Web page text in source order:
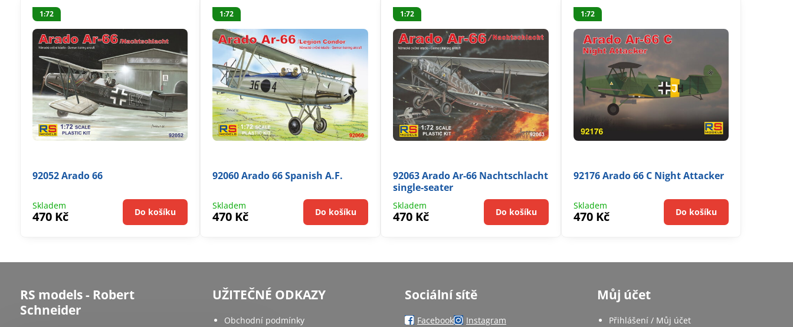
1:72
92052 Arado 66
Skladem
470 Kč Do košíku
1:72
92060 Arado 66 Spanish A.F.
Skladem
470 Kč Do košíku
1:72
92063 Arado Ar-66 Nachtschlacht
single-seater
Skladem
470 Kč Do košíku
1:72
92176 Arado 66 C Night Attacker
Skladem
470 Kč Do košíku
RS models - Robert
Schneider
UŽITEČNÉ ODKAZY
Obchodní podmínky
Sociální sítě
Facebook Instagram
Můj účet
Přihlášení / Můj účet